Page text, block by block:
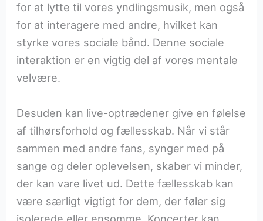
for at lytte til vores yndlingsmusik, men også
for at interagere med andre, hvilket kan
styrke vores sociale bånd. Denne sociale
interaktion er en vigtig del af vores mentale
velvære.
Desuden kan live-optrædener give en følelse
af tilhørsforhold og fællesskab. Når vi står
sammen med andre fans, synger med på
sange og deler oplevelsen, skaber vi minder,
der kan vare livet ud. Dette fællesskab kan
være særligt vigtigt for dem, der føler sig
isolerede eller ensomme. Koncerter kan